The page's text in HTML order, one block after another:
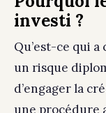
investi ?
Qu’est-ce qui
un risque
d’engager la
une procédure